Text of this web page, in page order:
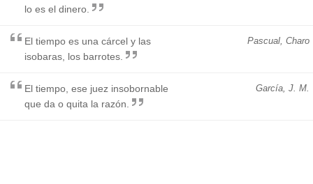
lo es el dinero.
Pascual, Charo
El tiempo es una cárcel y las
isobaras, los barrotes.
García, J. M.
El tiempo, ese juez insobornable
que da o quita la razón.